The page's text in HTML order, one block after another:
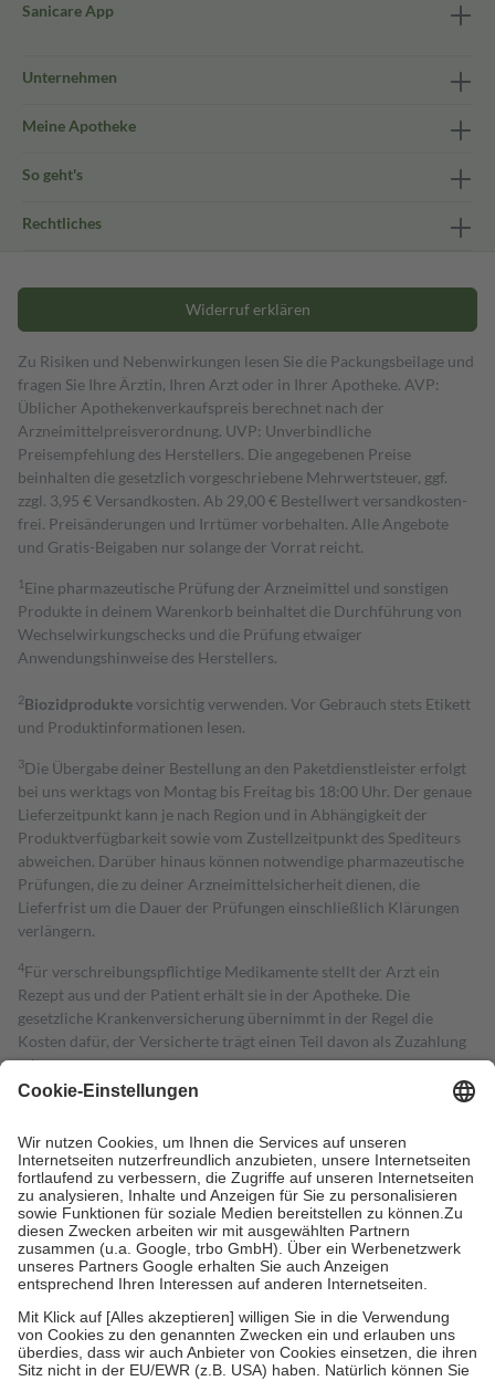
Sanicare App
Unternehmen
Meine Apotheke
So geht's
Rechtliches
Widerruf erklären
Zu Risiken und Nebenwirkungen lesen Sie die Packungsbeilage und
fragen Sie Ihre Ärztin, Ihren Arzt oder in Ihrer Apotheke. AVP:
Üblicher Apothekenverkaufspreis berechnet nach der
Arzneimittelpreisverordnung. UVP: Unverbindliche
Preisempfehlung des Herstellers. Die angegebenen Preise
beinhalten die gesetzlich vorgeschriebene Mehrwertsteuer, ggf.
zzgl. 3,95 € Versandkosten. Ab 29,00 € Bestell­wert versand­kosten­
frei. Preisänderungen und Irrtümer vorbehalten. Alle Angebote
und Gratis-Beigaben nur solange der Vorrat reicht.
1 Eine pharmazeutische Prüfung der Arzneimittel und sonstigen
Produkte in deinem Warenkorb beinhaltet die Durchführung von
Wechselwirkungschecks und die Prüfung etwaiger
Anwendungshinweise des Herstellers.
2Biozidproduktevorsichtig verwenden. Vor Gebrauch stets Etikett
und Produktinformationen lesen.
3Die Übergabe deiner Bestellung an den Paketdienstleister erfolgt
bei uns werktags von Montag bis Freitag bis 18:00 Uhr. Der genaue
Lieferzeitpunkt kann je nach Region und in Abhängigkeit der
Produktverfügbarkeit sowie vom Zustellzeitpunkt des Spediteurs
abweichen. Darüber hinaus können notwendige pharmazeutische
Prüfungen, die zu deiner Arzneimittelsicherheit dienen, die
Lieferfrist um die Dauer der Prüfungen einschließlich Klärungen
verlängern.
4Für verschreibungspflichtige Medikamente stellt der Arzt ein
Rezept aus und der Patient erhält sie in der Apotheke. Die
gesetzliche Krankenversicherung übernimmt in der Regel die
Kosten dafür, der Versicherte trägt einen Teil davon als Zuzahlung
mit.
Grundsätzlich leisten Mitglieder Zuzahlungen in Höhe von zehn
höchstens zehn Euro.
Es sind jedoch nie mehr als die tatsächlichen
Kosten der Leistung zu entrichten.
Diese Regeln gelten grundsätzlich auch für Online-Apotheken.
Bei Heilmitteln und häuslicher Krankenpflege beträgt die
Zuzahlung zehn Prozent der Kosten sowie zehn Euro je
Verordnung.
Um das Engagement der Versicherten für ihre eigene Gesundheit zu
stärken und die besondere Stellung der Familie zu unterstützen,
fallenkeine Zuzahlungenan bei:
• Kindern und Jugendlichen bis zum vollendeten 18. Lebensjahr
mit Ausnahme der Fahrkosten